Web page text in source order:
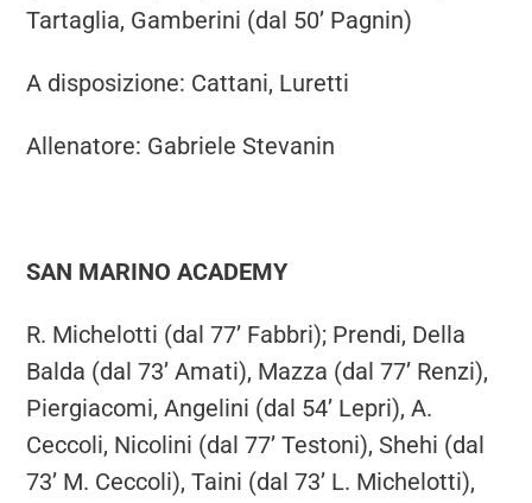
Tartaglia, Gamberini (dal 50’ Pagnin)
A disposizione: Cattani, Luretti
Allenatore: Gabriele Stevanin
SAN MARINO ACADEMY
R. Michelotti (dal 77’ Fabbri); Prendi, Della
Balda (dal 73’ Amati), Mazza (dal 77’ Renzi),
Piergiacomi, Angelini (dal 54’ Lepri), A.
Ceccoli, Nicolini (dal 77’ Testoni), Shehi (dal
73’ M. Ceccoli), Taini (dal 73’ L. Michelotti),